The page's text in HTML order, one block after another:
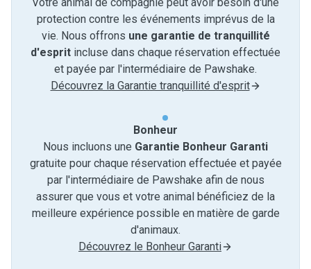
protection contre les événements imprévus de la
vie. Nous offrons une garantie de tranquillité
d'esprit incluse dans chaque réservation effectuée
et payée par l'intermédiaire de Pawshake.
Découvrez la Garantie tranquillité d'esprit
Bonheur
Nous incluons une Garantie Bonheur Garanti
gratuite pour chaque réservation effectuée et payée
par l'intermédiaire de Pawshake afin de nous
assurer que vous et votre animal bénéficiez de la
meilleure expérience possible en matière de garde
d'animaux.
Découvrez le Bonheur Garanti